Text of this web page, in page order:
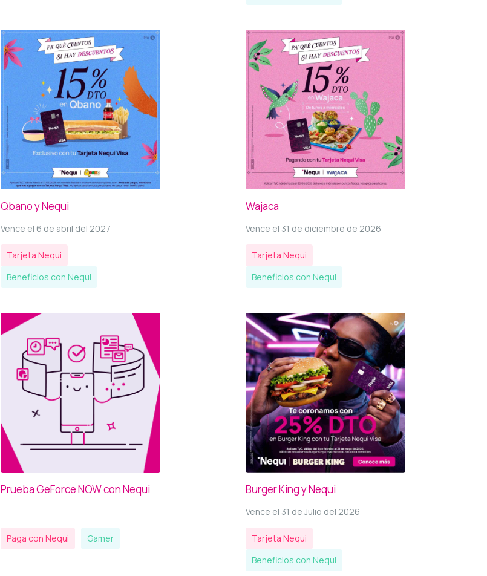
Qbano y Nequi
Vence el 6 de abril del 2027
Tarjeta Nequi
Beneficios con Nequi
Wajaca
Vence el 31 de diciembre de 2026
Tarjeta Nequi
Beneficios con Nequi
Prueba GeForce NOW con Nequi
Paga con Nequi Gamer
Burger King y Nequi
Vence el 31 de Julio del 2026
Tarjeta Nequi
Beneficios con Nequi